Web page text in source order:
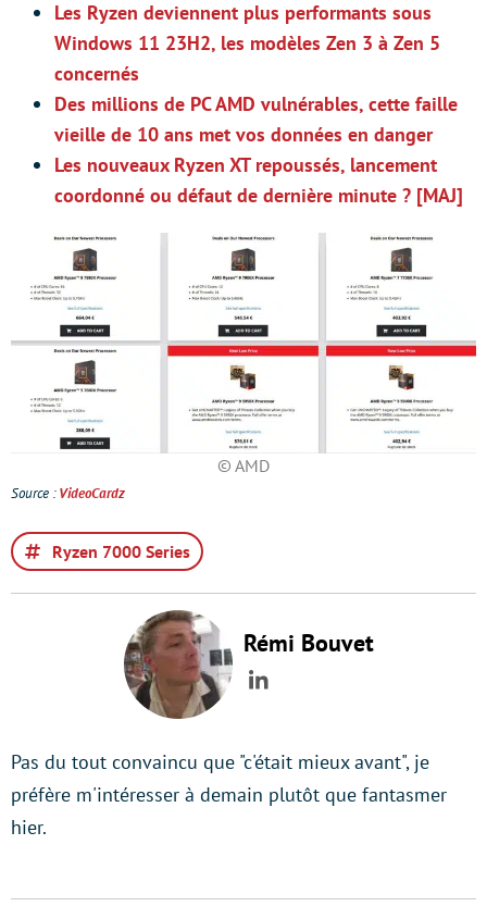
Les Ryzen deviennent plus performants sous
Windows 11 23H2, les modèles Zen 3 à Zen 5
concernés
Des millions de PC AMD vulnérables, cette faille
vieille de 10 ans met vos données en danger
Les nouveaux Ryzen XT repoussés, lancement
coordonné ou défaut de dernière minute ? [MAJ]
© AMD
Source :VideoCardz
Ryzen 7000 Series
Rémi Bouvet
LinkedIn
Pas du tout convaincu que "c'était mieux avant", je
préfère m'intéresser à demain plutôt que fantasmer
hier.